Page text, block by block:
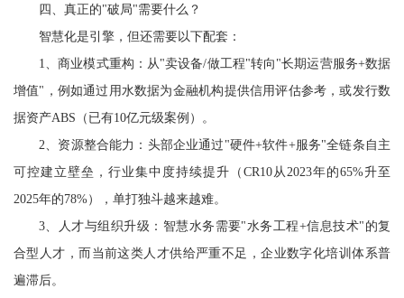
四、真正的"破局"需要什么？
智慧化是引擎，但还需要以下配套：
1、商业模式重构：从"卖设备/做工程"转向"长期运营服务+数据
增值"，例如通过用水数据为金融机构提供信用评估参考，或发行数
据资产ABS（已有10亿元级案例）。
2、资源整合能力：头部企业通过"硬件+软件+服务"全链条自主
可控建立壁垒，行业集中度持续提升（CR10从2023年的65%升至
2025年的78%），单打独斗越来越难。
3、人才与组织升级： 智慧水务 需要"水务工程+信息技术"的复
合型人才，而当前这类人才供给严重不足，企业数字化培训体系普
遍滞后。